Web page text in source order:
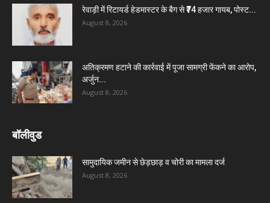
रेवाड़ी में रिटायर्ड हेडमास्टर के बैग से ₹74 हजार गायब, पोस्ट...
August 8, 2026
अतिक्रमण हटाने की कार्रवाई में पूजा सामग्री फेंकने का आरोप,
अर्जुन...
August 8, 2026
बॉलीवुड
सामुदायिक जमीन से छेड़छाड़ व चोरी का मामला दर्ज
August 8, 2026